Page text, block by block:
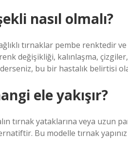
nasıl olmalı?
tırnaklar pembe renktedir
renk değişikliği, kalınlaşma,
bu bir hastalık belirtisi
ele yakışır?
tırnak yataklarına veya uzun
Bu modelle tırnak